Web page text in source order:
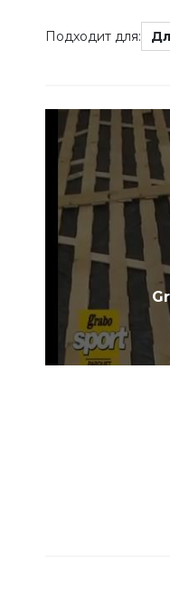
Подходит для: